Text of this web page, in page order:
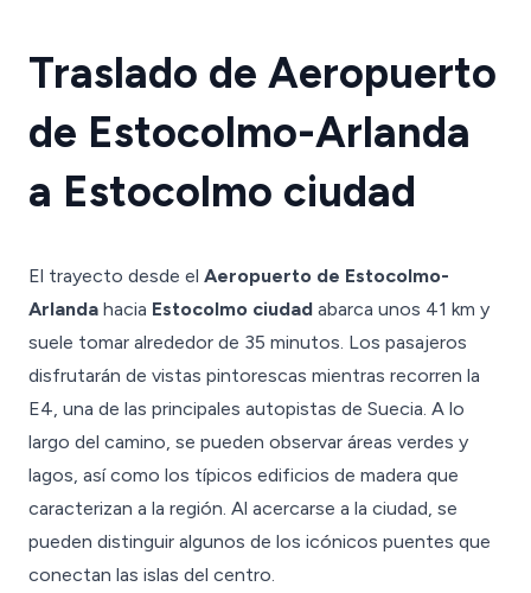
Traslado de Aeropuerto
de Estocolmo-Arlanda
a Estocolmo ciudad
El trayecto desde el Aeropuerto de Estocolmo-
Arlanda hacia Estocolmo ciudad abarca unos 41 km y
suele tomar alrededor de 35 minutos. Los pasajeros
disfrutarán de vistas pintorescas mientras recorren la
E4, una de las principales autopistas de Suecia. A lo
largo del camino, se pueden observar áreas verdes y
lagos, así como los típicos edificios de madera que
caracterizan a la región. Al acercarse a la ciudad, se
pueden distinguir algunos de los icónicos puentes que
conectan las islas del centro.